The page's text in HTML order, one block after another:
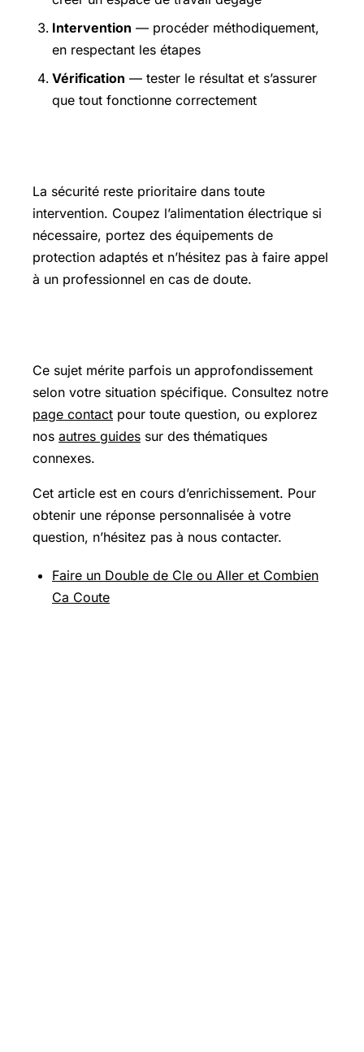
Intervention — procéder méthodiquement,
en respectant les étapes
Vérification — tester le résultat et s’assurer
que tout fonctionne correctement
La sécurité reste prioritaire dans toute
intervention. Coupez l’alimentation électrique si
nécessaire, portez des équipements de
protection adaptés et n’hésitez pas à faire appel
à un professionnel en cas de doute.
Ce sujet mérite parfois un approfondissement
selon votre situation spécifique. Consultez notre
page contact pour toute question, ou explorez
nos autres guides sur des thématiques
connexes.
Cet article est en cours d’enrichissement. Pour
obtenir une réponse personnalisée à votre
question, n’hésitez pas à nous contacter.
Faire un Double de Cle ou Aller et Combien
Ca Coute